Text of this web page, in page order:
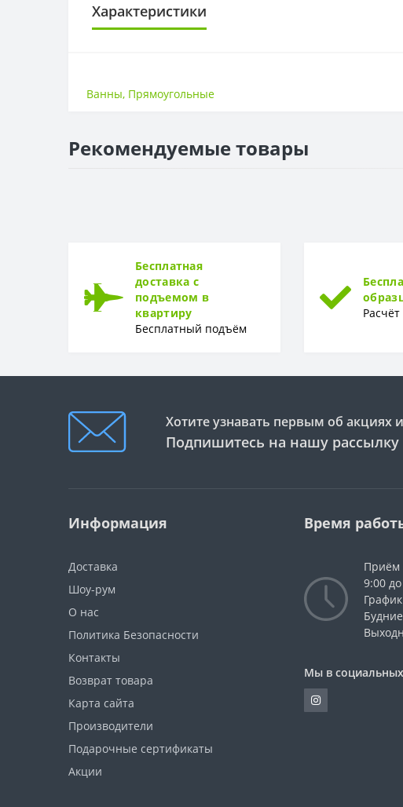
Характеристики
Ванны, Прямоугольные
Рекомендуемые товары
Бесплатная
доставка с
подъемом в
квартиру
Бесплатный подъём
Хотите узнавать первым об акциях
Подпишитесь на нашу рассылку
Информация
Доставка
Шоу-рум
О нас
Политика Безопасности
Контакты
Возврат товара
Карта сайта
Производители
Подарочные сертификаты
Акции
Время
Приём
9:00
Мы в социальных